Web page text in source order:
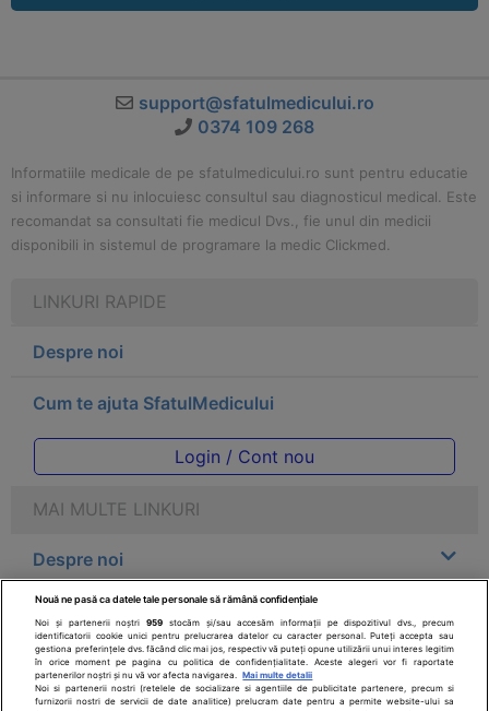
support@sfatulmedicului.ro
0374 109 268
Informatiile medicale de pe sfatulmedicului.ro sunt pentru educatie
si informare si nu inlocuiesc consultul sau diagnosticul medical. Este
recomandat sa consultati fie medicul Dvs., fie unul din medicii
disponibili in sistemul de programare la medic Clickmed.
LINKURI RAPIDE
Despre noi
Cum te ajuta SfatulMedicului
Login / Cont nou
MAI MULTE LINKURI
Despre noi
Legal
Drepturile consumatorului
Nouă ne pasă ca datele tale personale să rămână confidențiale
Noi și partenerii noștri959 stocăm și/sau accesăm informații pe dispozitivul dvs., precum
identificatorii cookie unici pentru prelucrarea datelor cu caracter personal. Puteți accepta sau
gestiona preferințele dvs. făcând clic mai jos, respectiv vă puteți opune utilizării unui interes legitim
în orice moment pe pagina cu politica de confidențialitate. Aceste alegeri vor fi raportate
partenerilor noștri și nu vă vor afecta navigarea.
Mai multe detalii
Noi si partenerii nostri (retelele de socializare si agentiile de publicitate partenere, precum si
furnizorii nostri de servicii de date analitice) prelucram date pentru a permite website-ului sa